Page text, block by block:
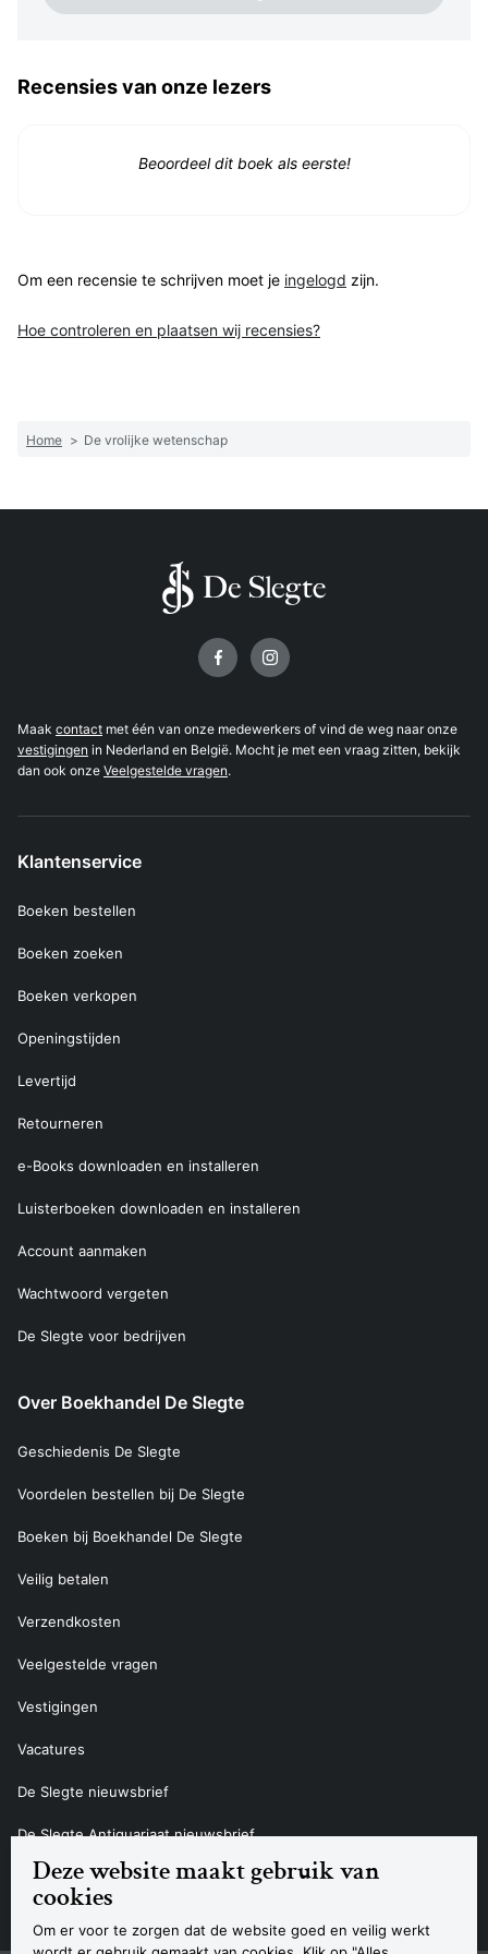
Deze website maakt gebruik van
cookies
Om er voor te zorgen dat de website goed en veilig werkt
Recensies van onze lezers
Beoordeel dit boek als eerste!
Om een recensie te schrijven moet je ingelogd zijn.
Hoe controleren en plaatsen wij recensies?
Home > De vrolijke wetenschap
Maak contact met één van onze medewerkers of vind de weg naar onze
vestigingen in Nederland en België. Mocht je met een vraag zitten, bekijk
dan ook onze Veelgestelde vragen.
Klantenservice
Boeken bestellen
Boeken zoeken
Boeken verkopen
Openingstijden
Levertijd
Retourneren
e-Books downloaden en installeren
Luisterboeken downloaden en installeren
Account aanmaken
Wachtwoord vergeten
De Slegte voor bedrijven
Over Boekhandel De Slegte
Geschiedenis De Slegte
Voordelen bestellen bij De Slegte
Boeken bij Boekhandel De Slegte
Veilig betalen
Verzendkosten
Veelgestelde vragen
Vestigingen
Vacatures
De Slegte nieuwsbrief
De Slegte Antiquariaat nieuwsbrief
Contact